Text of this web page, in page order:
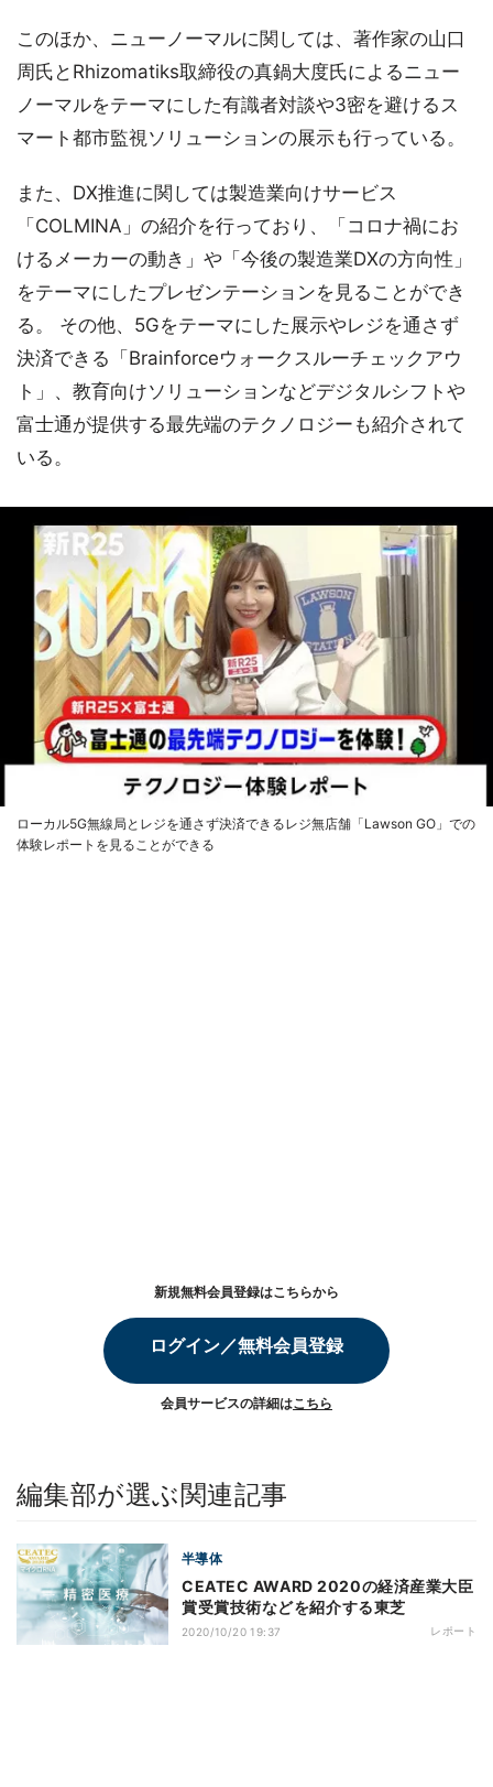
このほか、ニューノーマルに関しては、著作家の山口
周氏とRhizomatiks取締役の真鍋大度氏によるニュー
ノーマルをテーマにした有識者対談や3密を避けるス
マート都市監視ソリューションの展示も行っている。
また、DX推進に関しては製造業向けサービス
「COLMINA」の紹介を行っており、「コロナ禍にお
けるメーカーの動き」や「今後の製造業DXの方向性」
をテーマにしたプレゼンテーションを見ることができ
る。 その他、5Gをテーマにした展示やレジを通さず
決済できる「Brainforceウォークスルーチェックアウ
ト」、教育向けソリューションなどデジタルシフトや
富士通が提供する最先端のテクノロジーも紹介されて
いる。
ローカル5G無線局とレジを通さず決済できるレジ無店舗「Lawson GO」での
体験レポートを見ることができる
新規無料会員登録はこちらから
ログイン／無料会員登録
会員サービスの詳細はこちら
編集部が選ぶ関連記事
半導体
CEATEC AWARD 2020の経済産業大臣
賞受賞技術などを紹介する東芝
2020/10/20 19:37 レポート